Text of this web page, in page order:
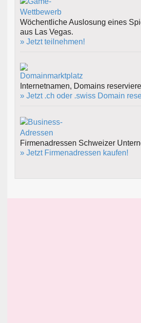
Wöchentliche Auslosung eines
aus Las Vegas.
» Jetzt teilnehmen!
Internetnamen, Domains
» Jetzt .ch oder .swiss Domain
Firmenadressen Schweizer
» Jetzt Firmenadressen kaufen!